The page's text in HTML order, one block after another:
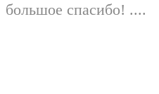
большое спасибо! ....